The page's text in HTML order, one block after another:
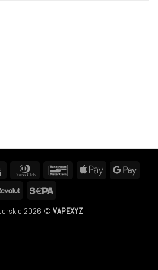
Discover
Dinners
BancontactApple
Revolut
2026 © VAPEXYZ